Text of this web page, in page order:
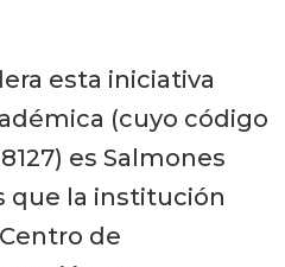
esta iniciativa
(cuyo código
es Salmones
que la institución
de